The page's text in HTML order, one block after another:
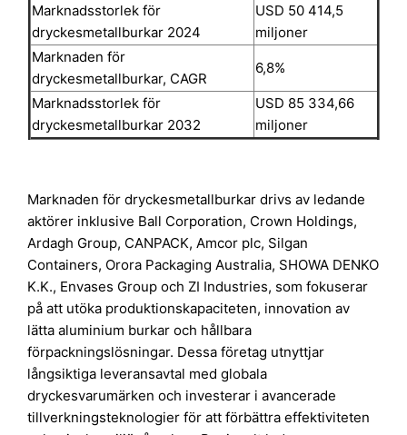
Marknadsstorlek för
dryckesmetallburkar 2024
USD 50 414,5
miljoner
Marknaden för
dryckesmetallburkar, CAGR
6,8%
Marknadsstorlek för
dryckesmetallburkar 2032
USD 85 334,66
miljoner
Marknaden för dryckesmetallburkar drivs av ledande
aktörer inklusive Ball Corporation, Crown Holdings,
Ardagh Group, CANPACK, Amcor plc, Silgan
Containers, Orora Packaging Australia, SHOWA DENKO
K.K., Envases Group och ZI Industries, som fokuserar
på att utöka produktionskapaciteten, innovation av
lätta aluminium burkar och hållbara
förpackningslösningar. Dessa företag utnyttjar
långsiktiga leveransavtal med globala
dryckesvarumärken och investerar i avancerade
tillverkningsteknologier för att förbättra effektiviteten